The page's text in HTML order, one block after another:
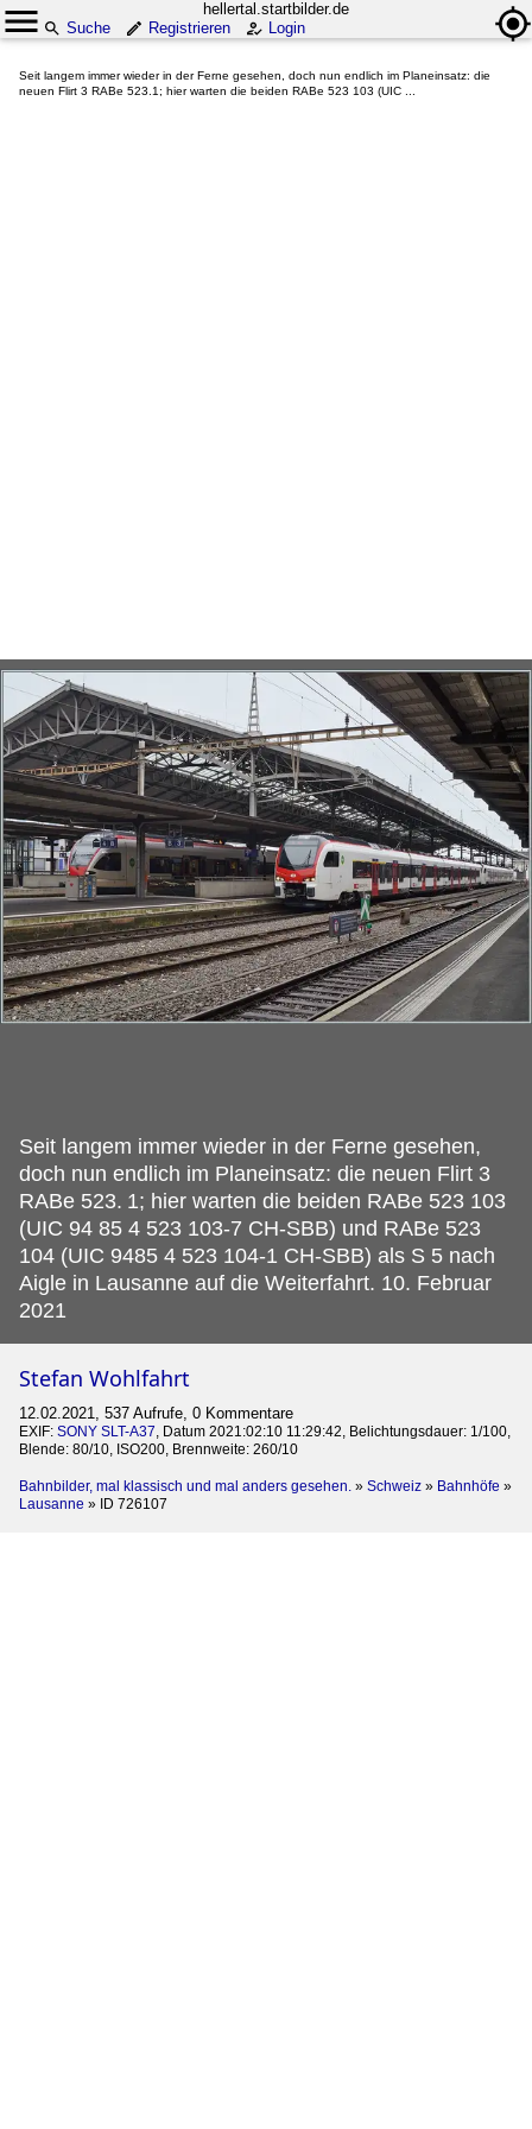
hellertal.startbilder.de
Suche
Registrieren Login
Seit langem immer wieder in der Ferne gesehen, doch nun endlich im Planeinsatz: die
neuen Flirt 3 RABe 523.1; hier warten die beiden RABe 523 103 (UIC ...
Seit langem immer wieder in der Ferne gesehen,
doch nun endlich im Planeinsatz: die neuen Flirt 3
RABe 523. 1; hier warten die beiden RABe 523 103
(UIC 94 85 4 523 103-7 CH-SBB) und RABe 523
104 (UIC 9485 4 523 104-1 CH-SBB) als S 5 nach
Aigle in Lausanne auf die Weiterfahrt. 10. Februar
2021
Stefan Wohlfahrt
12.02.2021, 537 Aufrufe, 0 Kommentare
EXIF: SONY SLT-A37, Datum 2021:02:10 11:29:42, Belichtungsdauer: 1/100,
Blende: 80/10, ISO200, Brennweite: 260/10
Bahnbilder, mal klassisch und mal anders gesehen. » Schweiz » Bahnhöfe »
Lausanne » ID 726107